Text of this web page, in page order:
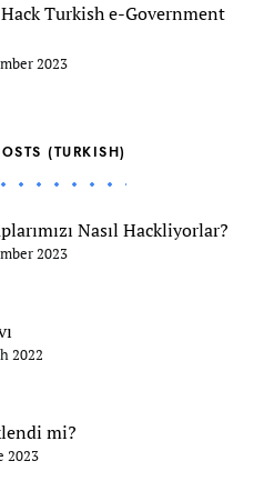
Turkish e-Government
2023
(TURKISH)
Nasıl Hackliyorlar?
2023
2022
mi?
2023